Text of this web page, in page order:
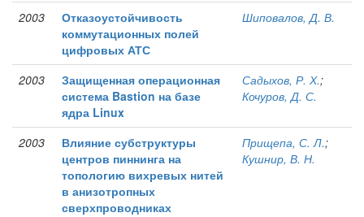
2003
Отказоустойчивость
коммутационных полей
цифровых АТС
Шиповалов, Д. В.
2003
Защищенная операционная
система Bastion на базе
ядра Linux
Садыхов, Р. Х.;
Кочуров, Д. С.
2003
Влияние субструктуры
центров пиннинга на
топологию вихревых нитей
в анизотропных
сверхпроводниках
Прищепа, С. Л.;
Кушнир, В. Н.